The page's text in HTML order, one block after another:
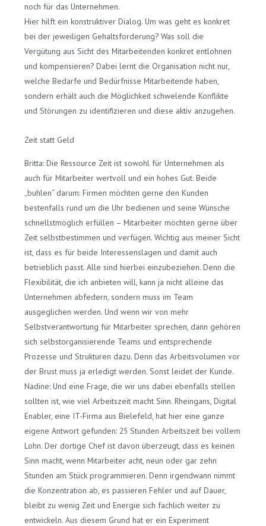
noch für das Unternehmen.
Hier hilft ein konstruktiver Dialog. Um was geht es konkret
bei der jeweiligen Gehaltsforderung? Was soll die
Vergütung aus Sicht des Mitarbeitenden konkret entlohnen
und kompensieren? Dabei lernt die Organisation nicht nur,
welche Bedarfe und Bedürfnisse Mitarbeitende haben,
sondern erhält auch die Möglichkeit schwelende Konflikte
und Störungen zu identifizieren und diese aktiv anzugehen.
Zeit statt Geld
Britta: Die Ressource Zeit ist sowohl für Unternehmen als
auch für Mitarbeiter wertvoll und ein hohes Gut. Beide
„buhlen“ darum: Firmen möchten gerne den Kunden
bestenfalls rund um die Uhr bedienen und seine Wünsche
schnellstmöglich erfüllen – Mitarbeiter möchten gerne über
Zeit selbstbestimmen und verfügen. Wichtig aus meiner Sicht
ist, dass es für beide Interessenslagen und damit auch
betrieblich passt. Alle sind hierbei einzubeziehen. Denn die
Flexibilität, die ich anbieten will, kann ja nicht alleine das
Unternehmen abfedern, sondern muss im Team
ausgeglichen werden. Und wenn wir von mehr
Selbstverantwortung für Mitarbeiter sprechen, dann gehören
sich selbstorganisierende Teams und entsprechende
Prozesse und Strukturen dazu. Denn das Arbeitsvolumen vor
der Brust muss ja erledigt werden. Sonst leidet der Kunde.
Nadine: Und eine Frage, die wir uns dabei ebenfalls stellen
sollten ist, wie viel Arbeitszeit macht Sinn. Rheingans, Digital
Enabler, eine IT-Firma aus Bielefeld, hat hier eine ganze
eigene Antwort gefunden: 25 Stunden Arbeitszeit bei vollem
Lohn. Der dortige Chef ist davon überzeugt, dass es keinen
Sinn macht, wenn Mitarbeiter acht, neun oder gar zehn
Stunden am Stück programmieren. Denn irgendwann nimmt
die Konzentration ab, es passieren Fehler und auf Dauer,
bleibt zu wenig Zeit und Energie sich fachlich weiter zu
entwickeln. Aus diesem Grund hat er ein Experiment